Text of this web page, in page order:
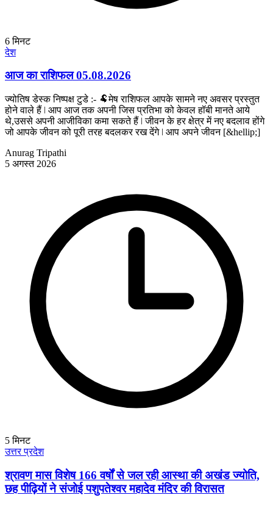
6मिनट
देश
आज का राशिफल 05.08.2026
ज्योतिष डेस्क निष्पक्ष टुडे :- 🐏मेष राशिफल आपके सामने नए अवसर प्रस्तुत
होने वाले हैं ǀ आप आज तक अपनी जिस प्रतिभा को केवल हॉबी मानते आये
थे,उससे अपनी आजीविका कमा सकते हैं ǀ जीवन के हर क्षेत्र में नए बदलाव होंगे
जो आपके जीवन को पूरी तरह बदलकर रख देंगे ǀ आप अपने जीवन [&hellip;]
Anurag Tripathi
5 अगस्त 2026
5मिनट
उत्तर प्रदेश
श्रावण मास विशेष 166 वर्षों से जल रही आस्था की अखंड ज्योति,
छह पीढ़ियों ने संजोई पशुपतेश्वर महादेव मंदिर की विरासत